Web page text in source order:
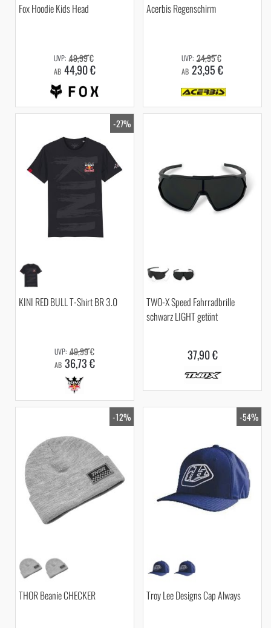
Fox Hoodie Kids Head
AB 44,90 €
49,99 €
Acerbis Regenschirm
AB 23,95 €
24,95 €
-27%
KINI RED BULL T-Shirt BR 3.0
AB 36,73 €
49,99 €
TWO-X Speed Fahrradbrille
schwarz LIGHT getönt
37,90 €
-12%
THOR Beanie CHECKER
-54%
Troy Lee Designs Cap Always